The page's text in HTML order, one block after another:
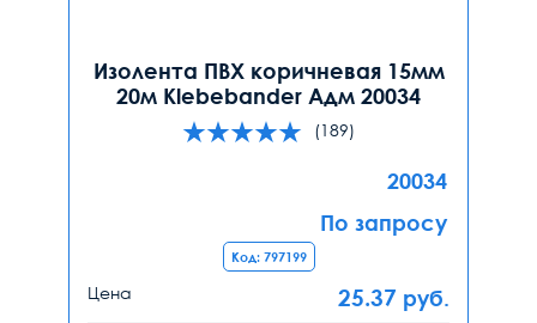
Изолента ПВХ коричневая 15мм
20м Klebebander Адм 20034
(189)
20034
По запросу
Код: 797199
Цена 25.37 руб.